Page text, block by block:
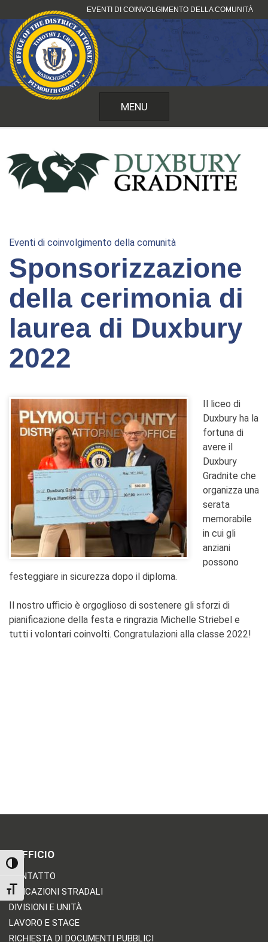
TOGGLE HIGH CONTRAST
TOGGLE FONT SIZE
al
contenuto
EVENTI DI COINVOLGIMENTO DELLA COMUNITÀ
MENU
Eventi di coinvolgimento della comunità
Sponsorizzazione
della cerimonia di
laurea di Duxbury
2022
Il liceo di
Duxbury ha la
fortuna di
avere il
Duxbury
Gradnite che
organizza una
serata
memorabile
in cui gli
anziani
possono
festeggiare in sicurezza dopo il diploma.
Il nostro ufficio è orgoglioso di sostenere gli sforzi di
pianificazione della festa e ringrazia Michelle Striebel e
tutti i volontari coinvolti. Congratulazioni alla classe 2022!
L'UFFICIO
CONTATTO
INDICAZIONI STRADALI
DIVISIONI E UNITÀ
LAVORO E STAGE
RICHIESTA DI DOCUMENTI PUBBLICI